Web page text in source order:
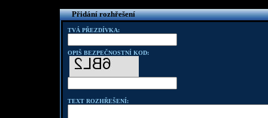
Přidání rozhřešení
TVÁ PŘEZDÍVKA:
OPIŠ BEZPEČNOSTNÍ KOD:
TEXT ROZHŘEŠENÍ: